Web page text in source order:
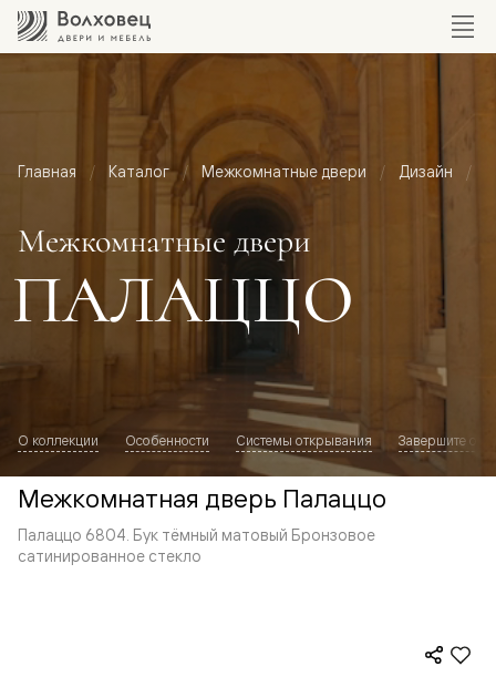
Главная Каталог Межкомнатные двери Дизайн
Межкомнатные двери
ПАЛАЦЦО
О коллекции Особенности Системы открывания Завершите
Межкомнатная дверь Палаццо
Палаццо 6804. Бук тёмный матовый Бронзовое
сатинированное стекло